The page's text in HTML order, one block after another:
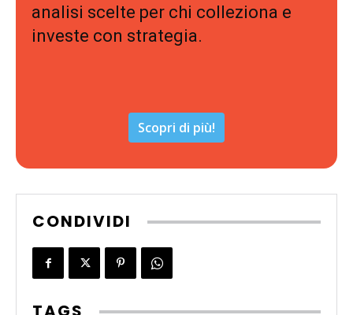
analisi scelte per chi colleziona e
investe con strategia.
Scopri di più!
CONDIVIDI